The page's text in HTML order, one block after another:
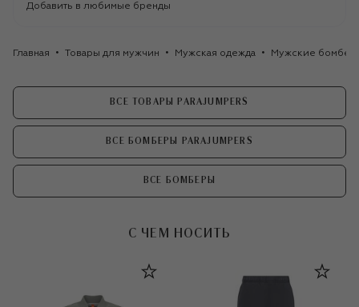
Добавить в любимые бренды
Главная Товары для мужчин Мужская одежда Мужские
ВСЕ ТОВАРЫ PARAJUMPERS
ВСЕ БОМБЕРЫ PARAJUMPERS
ВСЕ БОМБЕРЫ
С ЧЕМ НОСИТЬ